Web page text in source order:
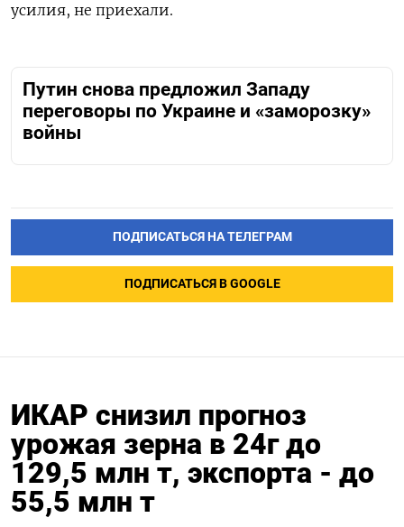
усилия, не приехали.
Путин снова предложил Западу
переговоры по Украине и «заморозку»
войны
ПОДПИСАТЬСЯ НА ТЕЛЕГРАМ
ПОДПИСАТЬСЯ В GOOGLE
ИКАР снизил прогноз
урожая зерна в 24г до
129,5 млн т, экспорта - до
55,5 млн т